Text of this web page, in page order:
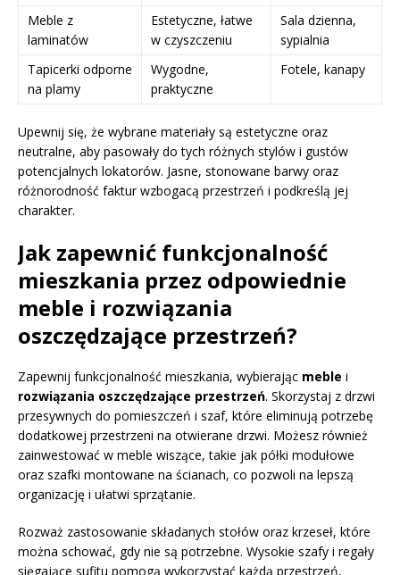
Meble z
laminatów
Estetyczne, łatwe
w czyszczeniu
Sala dzienna,
sypialnia
Tapicerki odporne
na plamy
Wygodne,
praktyczne
Fotele, kanapy
Upewnij się, że wybrane materiały są estetyczne oraz
neutralne, aby pasowały do tych różnych stylów i gustów
potencjalnych lokatorów. Jasne, stonowane barwy oraz
różnorodność faktur wzbogacą przestrzeń i podkreślą jej
charakter.
Jak zapewnić funkcjonalność
mieszkania przez odpowiednie
meble i rozwiązania
oszczędzające przestrzeń?
Zapewnij funkcjonalność mieszkania, wybierając meble i
rozwiązania oszczędzające przestrzeń. Skorzystaj z drzwi
przesywnych do pomieszczeń i szaf, które eliminują potrzebę
dodatkowej przestrzeni na otwierane drzwi. Możesz również
zainwestować w meble wiszące, takie jak półki modułowe
oraz szafki montowane na ścianach, co pozwoli na lepszą
organizację i ułatwi sprzątanie.
Rozważ zastosowanie składanych stołów oraz krzeseł, które
można schować, gdy nie są potrzebne. Wysokie szafy i regały
sięgające sufitu pomogą wykorzystać każdą przestrzeń,